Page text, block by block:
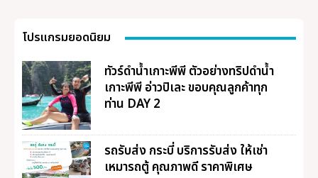
โปรแกรมยอดนิยม
ทัวร์ดำน้ำเกาะพีพี ตัวอย่างทริปดำน้ำ
เกาะพีพี อ่าวปิเละ ขอบคุณลูกค้าทุก
ท่าน DAY 2
รถรับส่ง กระบี่ บริการรับส่ง ให้เช่า
เหมารถตู้ คุณภาพดี ราคาพิเศษ